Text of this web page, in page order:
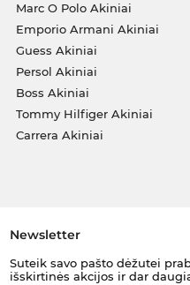
Marc O Polo Akiniai
Emporio Armani Akiniai
Guess Akiniai
Persol Akiniai
Boss Akiniai
Tommy Hilfiger Akiniai
Carrera Akiniai
Newsletter
Suteik savo pašto dėžutei
išskirtinės akcijos ir dar